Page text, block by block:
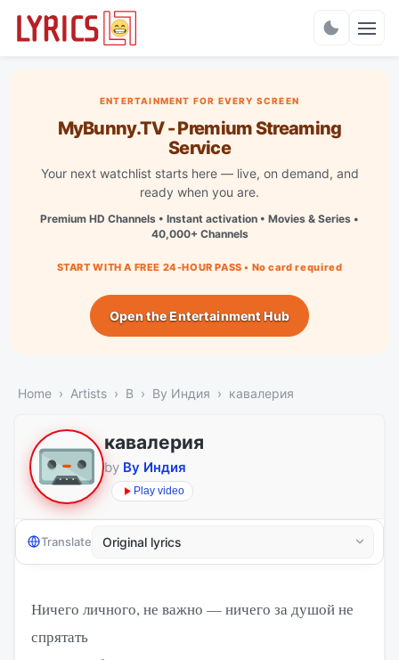
ENTERTAINMENT FOR EVERY SCREEN
MyBunny.TV - Premium Streaming
Service
Your next watchlist starts here — live, on demand, and
ready when you are.
Premium HD Channels • Instant activation • Movies & Series •
40,000+ Channels
START WITH A FREE 24-HOUR PASS • No card required
Open the Entertainment Hub
Home Artists B By Индия кавалерия
кавалерия
by By Индия
Play video
Translate
Ничего личного, не важно — ничего за душой не
спрятать